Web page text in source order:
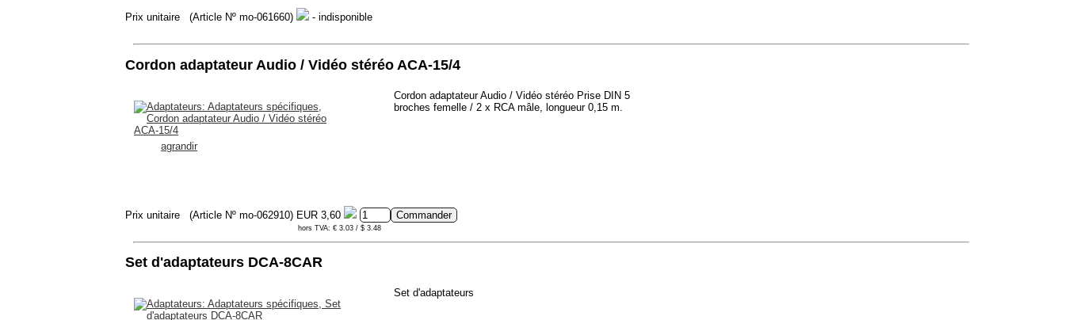
Prix unitaire (Article Nº mo-061660) - indisponible
Cordon adaptateur Audio / Vidéo stéréo ACA-15/4
agrandir
Cordon adaptateur Audio / Vidéo stéréo Prise DIN 5
broches femelle / 2 x RCA mâle, longueur 0,15 m.
Prix unitaire (Article Nº mo-062910) EUR 3,60
hors TVA: € 3.03 / $ 3.48
Set d'adaptateurs DCA-8CAR
Set d'adaptateurs